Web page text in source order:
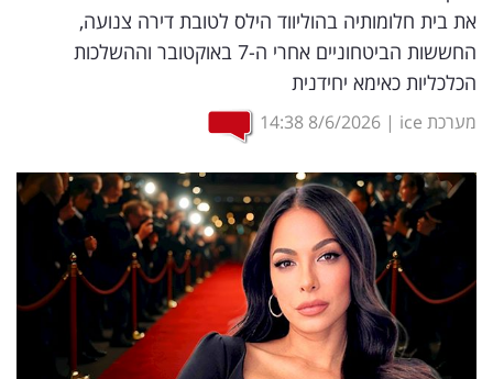
שיווק
ופרסום
משפט
מדדים
ומחקרים
רכילות
עסקית
את בית חלומותיה בהוליווד הילס לטובת דירה צנועה,
החששות הביטחוניים אחרי ה-7 באוקטובר וההשלכות
הכלכליות כאימא יחידנית
מערכת ice |
8/6/2026
14:38